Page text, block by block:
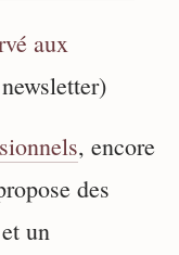
aux
, encore
des
un